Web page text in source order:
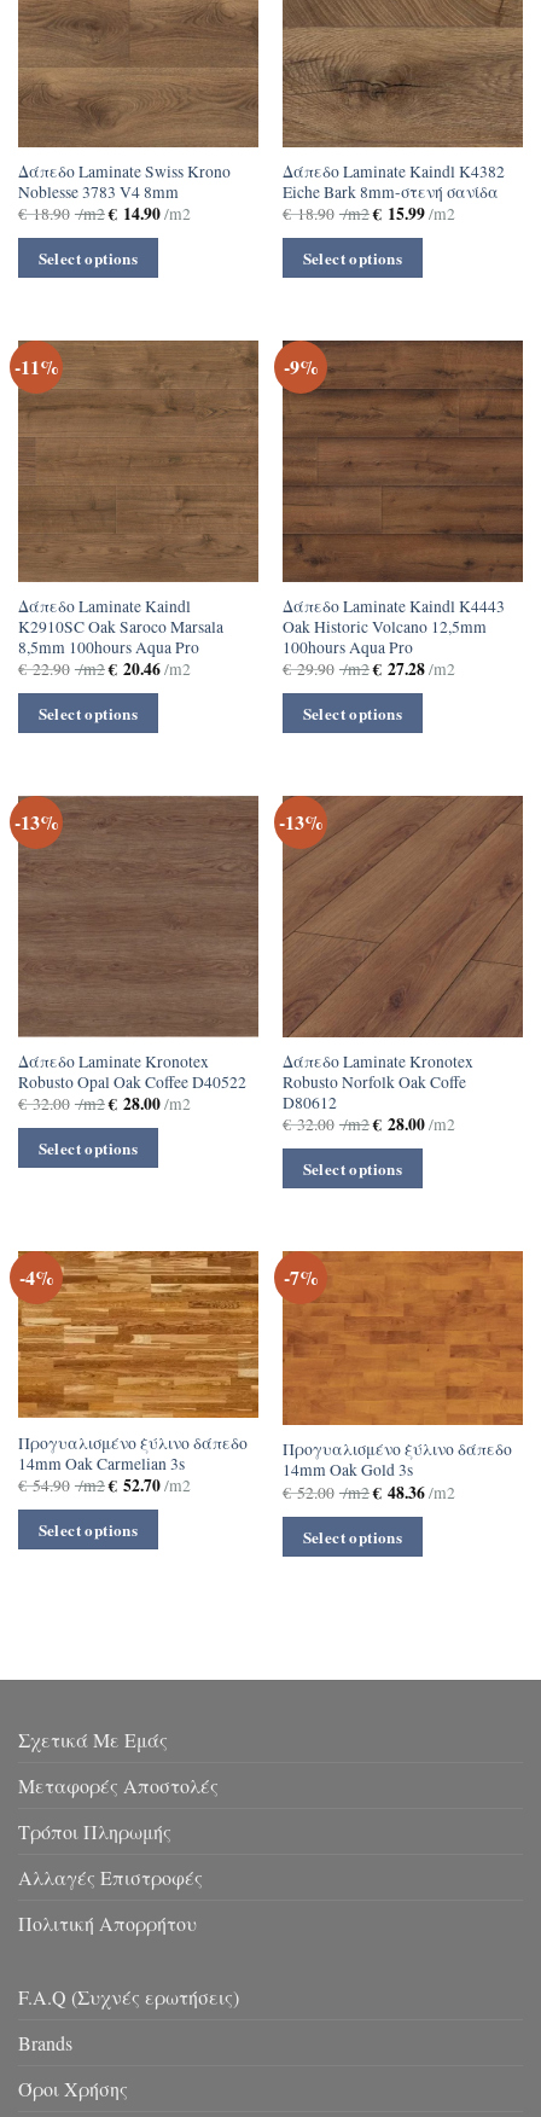
Δάπεδο Laminate Swiss Krono
Noblesse 3783 V4 8mm
€18.90 /m2€14.90/m2
Select options
Δάπεδο Laminate Kaindl Κ4382
Eiche Bark 8mm-στενή σανίδα
€18.90 /m2€15.99/m2
Select options
-11%
Δάπεδο Laminate Kaindl
K2910SC Oak Saroco Marsala
8,5mm 100hours Aqua Pro
€22.90 /m2€20.46/m2
Select options
-9%
Δάπεδο Laminate Kaindl K4443
Oak Historic Volcano 12,5mm
100hours Aqua Pro
€29.90 /m2€27.28/m2
Select options
-13%
Δάπεδο Laminate Kronotex
Robusto Opal Oak Coffee D40522
€32.00 /m2€28.00/m2
Select options
-13%
Δάπεδο Laminate Kronotex
Robusto Norfolk Oak Coffe
D80612
€32.00 /m2€28.00/m2
Select options
-4%
Προγυαλισμένο ξύλινο δάπεδο
14mm Oak Carmelian 3s
€54.90 /m2€52.70/m2
Select options
-7%
Προγυαλισμένο ξύλινο δάπεδο
14mm Oak Gold 3s
€52.00 /m2€48.36/m2
Select options
Σχετικά Με Εμάς
Μεταφορές Αποστολές
Τρόποι Πληρωμής
Αλλαγές Επιστροφές
Πολιτική Απορρήτου
F.A.Q (Συχνές ερωτήσεις)
Brands
Όροι Χρήσης